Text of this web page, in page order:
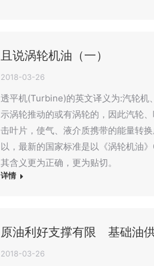
且说涡轮机油（一）
2018-03-26
透平机(Turbine)的英文译义为:汽轮
示涡轮推动的或有涡轮的，因此汽轮
击叶片，使气、液介质携带的能量转
以，最新的国家标准是以《涡轮机油
其含义更为正确，更为贴切。
详情
原油利好支撑有限 基础油
2018-03-26